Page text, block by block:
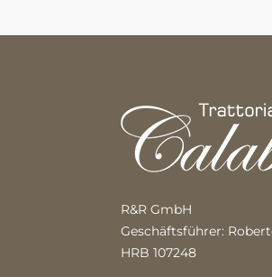
R&R GmbH
Geschäftsführer:
HRB 107248